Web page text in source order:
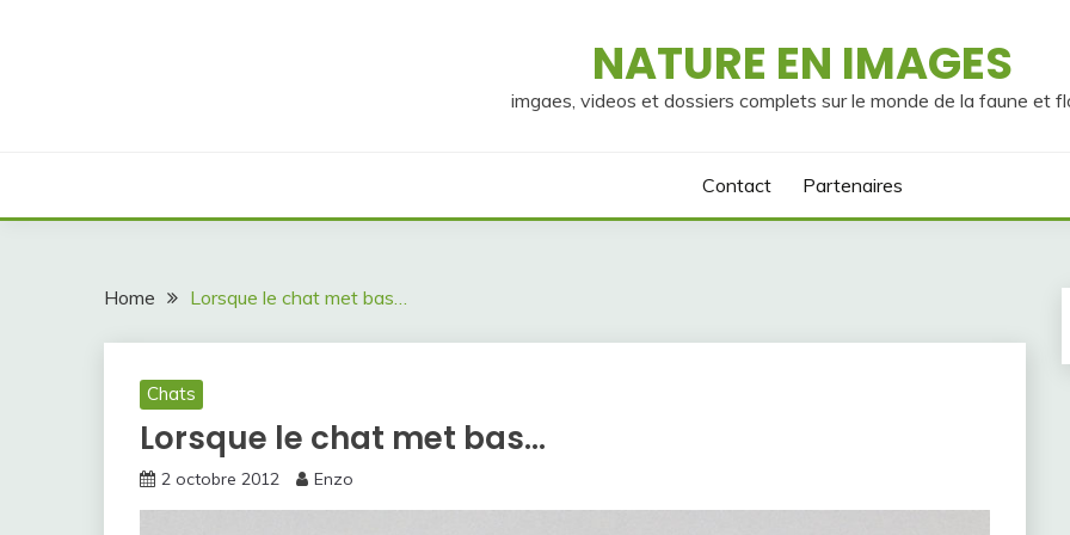
NATURE EN IMAGES
imgaes, videos et dossiers complets sur le monde de la faune et
Contact Partenaires
Home Lorsque le chat met bas…
Chats
Lorsque le chat met bas…
2 octobre 2012 Enzo